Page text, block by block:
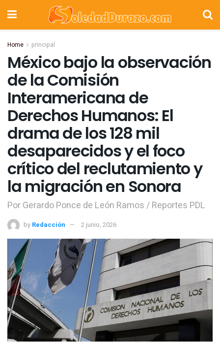
Home principal
México bajo la observación
de la Comisión
Interamericana de
Derechos Humanos: El
drama de los 128 mil
desaparecidos y el foco
crítico del reclutamiento y
la migración en Sonora
Por Gerardo Ponce de León Ramos / Reportes PDL
by Redacción 2 junio, 2026